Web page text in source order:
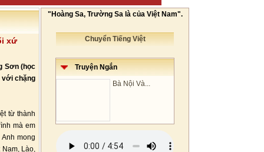
xứ
Sơn (học
với chặng
từ thành
mà em
mong
Lào,
"Hoàng Sa, Trường Sa là của Việt Nam".
Chuyển Tiếng Việt
Truyện Ngắn
Bà Nội Và...